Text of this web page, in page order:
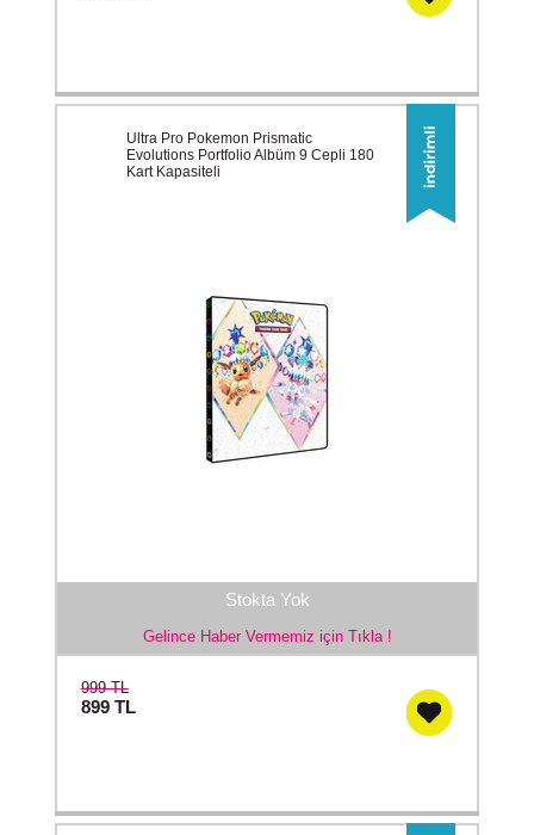
Stokta Yok
Gelince Haber Vermemiz için Tıkla !
Ultra Pro Pokemon Prismatic
Evolutions Portfolio Albüm 9 Cepli 180
Kart Kapasiteli
999 TL
899 TL